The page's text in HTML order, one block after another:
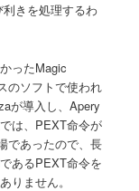
きを処理するわ
ったMagic
のソフトで使われ
が導入し、Apery
は、PEXT命令が
であったので、長
あるPEXT命令を
りません。